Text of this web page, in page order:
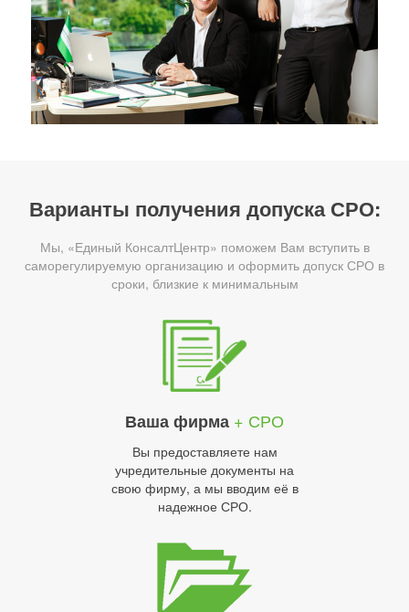
Варианты получения допуска СРО:
Мы, «Единый КонсалтЦентр» поможем Вам вступить в
саморегулируемую организацию и оформить допуск СРО в
сроки, близкие к минимальным
Ваша фирма + СРО
Вы предоставляете нам
учредительные документы на
свою фирму, а мы вводим её в
надежное СРО.